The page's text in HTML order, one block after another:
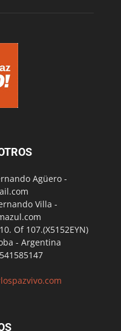
Agüero -
Villa -
Of 107.(X5152EYN)
- Argentina